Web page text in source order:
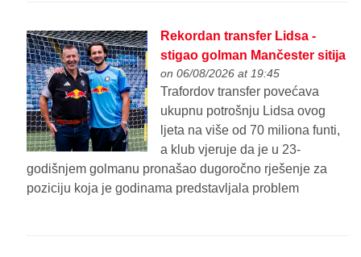
Rekordan transfer Lidsa -
stigao golman Mančester sitija
on 06/08/2026 at 19:45
Trafordov transfer povećava
ukupnu potrošnju Lidsa ovog
ljeta na više od 70 miliona funti,
a klub vjeruje da je u 23-
godišnjem golmanu pronašao dugoročno rješenje za
poziciju koja je godinama predstavljala problem